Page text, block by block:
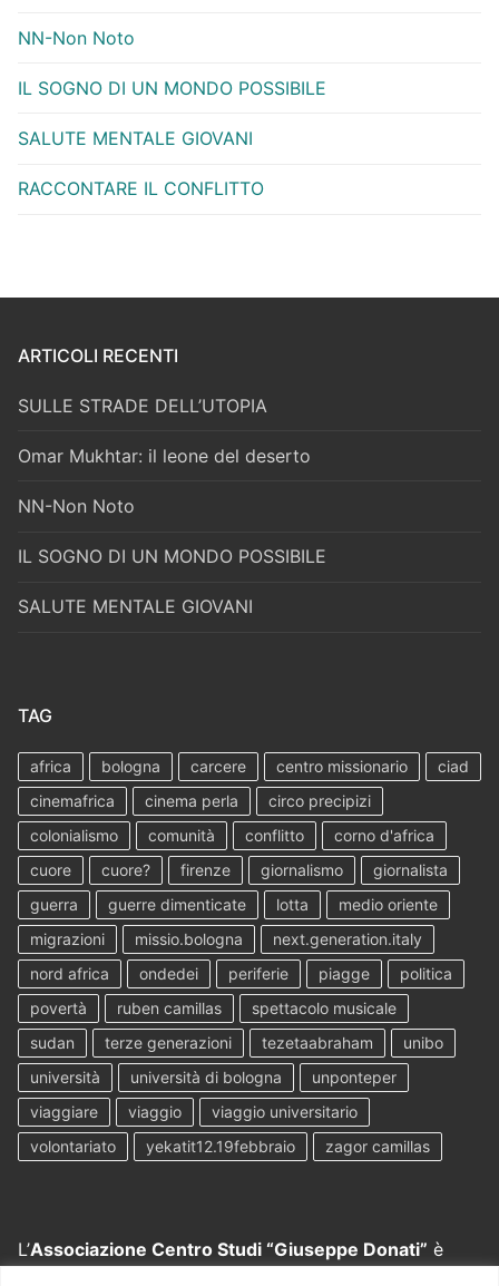
NN-Non Noto
IL SOGNO DI UN MONDO POSSIBILE
SALUTE MENTALE GIOVANI
RACCONTARE IL CONFLITTO
ARTICOLI RECENTI
SULLE STRADE DELL’UTOPIA
Omar Mukhtar: il leone del deserto
NN-Non Noto
IL SOGNO DI UN MONDO POSSIBILE
SALUTE MENTALE GIOVANI
TAG
africa bologna carcere centro missionario
ciad
cinemafrica
cinema perla
circo precipizi
colonialismo
comunità conflitto
corno d'africa
cuore
cuore? firenze giornalismo
giornalista
guerra
guerre dimenticate lotta
medio oriente
migrazioni
missio.bologna
next.generation.italy
nord africa
ondedei periferie piagge
politica
povertà
ruben camillas
spettacolo musicale
sudan
terze generazioni tezetaabraham
unibo
università
università di bologna
unponteper
viaggiare
viaggio
viaggio universitario
volontariato
yekatit12.19febbraio zagor camillas
L’Associazione Centro Studi “Giuseppe Donati” è